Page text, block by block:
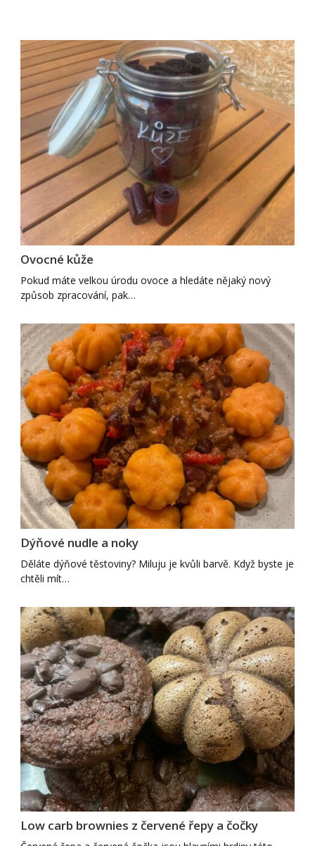
Ovocné kůže
Pokud máte velkou úrodu ovoce a hledáte nějaký nový
způsob zpracování, pak…
Dýňové nudle a noky
Děláte dýňové těstoviny? Miluju je kvůli barvě. Když byste je
chtěli mít…
Low carb brownies z červené řepy a čočky